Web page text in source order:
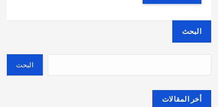
البحث
البحث
أخر المقالات